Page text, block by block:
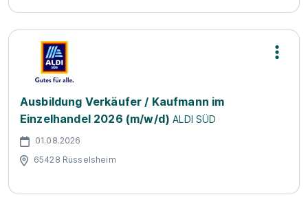
Ausbildung Verkäufer / Kaufmann im
Einzelhandel 2026 (m/w/d) ALDI SÜD
01.08.2026
65428 Rüsselsheim